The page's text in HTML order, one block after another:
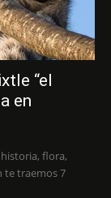
“el
en
flora,
te traemos 7